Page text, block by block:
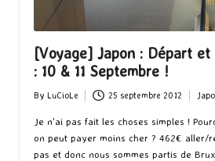
[Voyage] Japon : Départ
: 10 & 11 Septembre !
Posted
by
By LuCioLe 25 septembre 2012
in
Je n'ai pas fait les choses simples !
on peut payer moins cher ? 462€ aller/
pas et donc nous sommes partis de